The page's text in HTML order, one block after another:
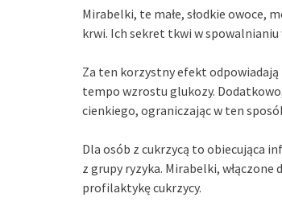
Mirabelki, te małe, słodkie owoce,
krwi. Ich sekret tkwi w spowalnianiu
Za ten korzystny efekt
tempo wzrostu glukozy.
cienkiego, ograniczając w ten
Dla osób z cukrzycą to obiecująca
z grupy ryzyka. Mirabelki,
profilaktykę cukrzycy.